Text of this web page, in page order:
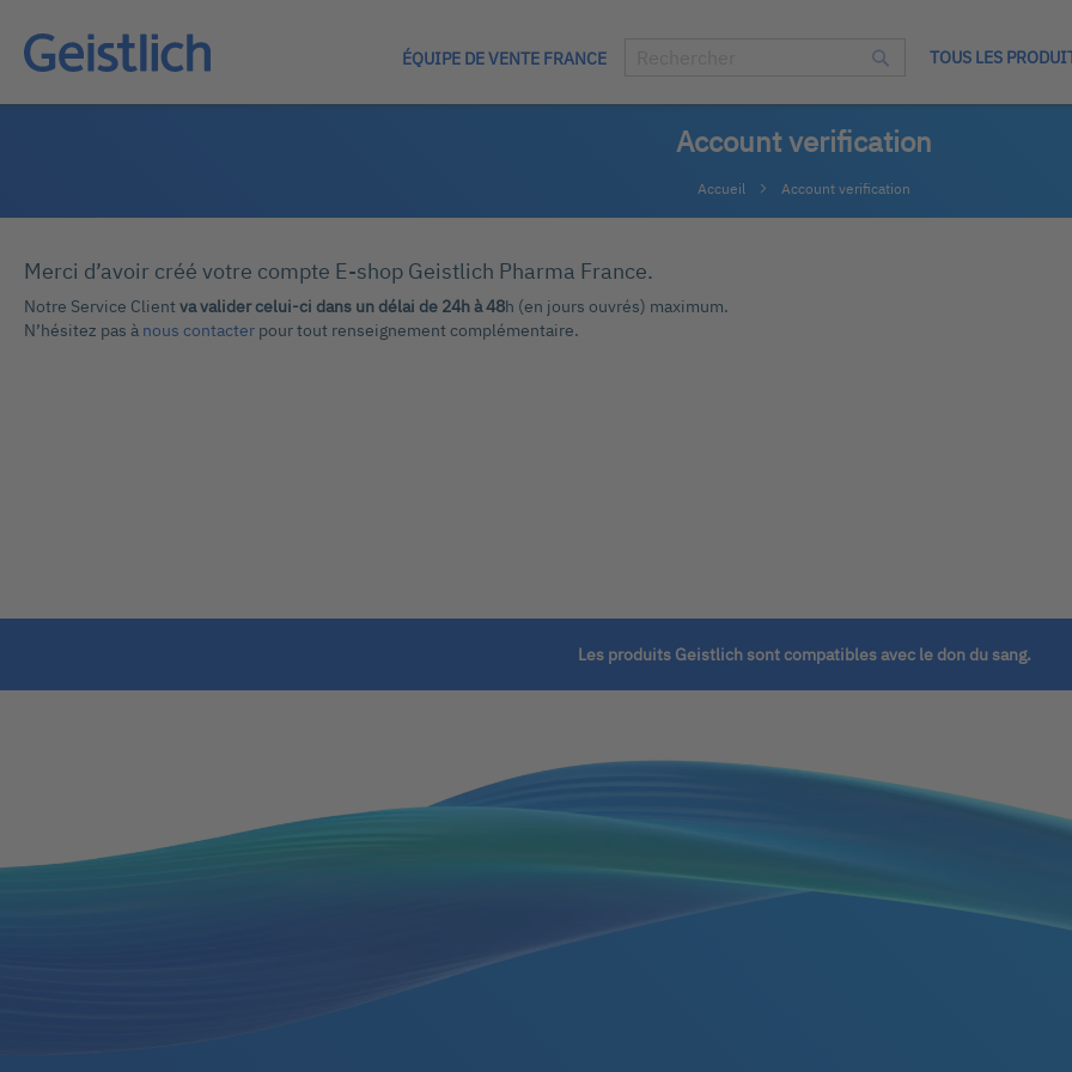
ÉQUIPE DE VENTE FRANCE
TOUS LES
Account verification
Accueil Account verification
Merci d’avoir créé votre compte E-shop Geistlich Pharma France.
Notre Service Client va valider celui-ci dans un délai de 24h à 48h (en jours ouvrés) maximum.
N’hésitez pas à nous contacter pour tout renseignement complémentaire.
Les produits Geistlich sont compatibles avec le don du sang.